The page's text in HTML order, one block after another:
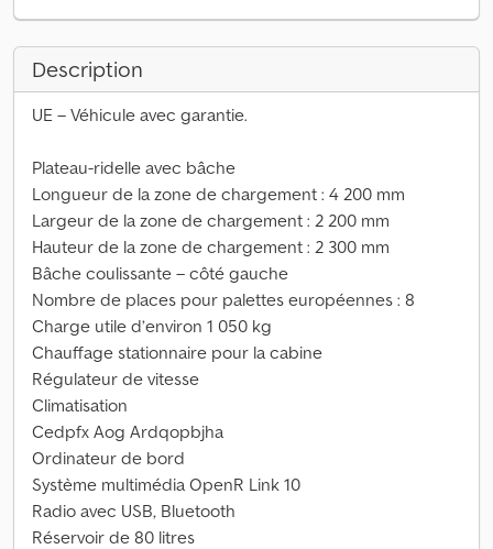
Description
UE – Véhicule avec garantie.
Plateau-ridelle avec bâche
Longueur de la zone de chargement : 4 200 mm
Largeur de la zone de chargement : 2 200 mm
Hauteur de la zone de chargement : 2 300 mm
Bâche coulissante – côté gauche
Nombre de places pour palettes européennes : 8
Charge utile d’environ 1 050 kg
Chauffage stationnaire pour la cabine
Régulateur de vitesse
Climatisation
Cedpfx Aog Ardqopbjha
Ordinateur de bord
Système multimédia OpenR Link 10
Radio avec USB, Bluetooth
Réservoir de 80 litres